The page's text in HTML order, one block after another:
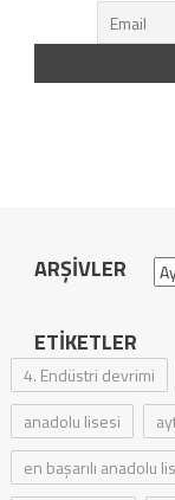
ARŞIVLER
ETIKETLER
4. Endüstri devrimi
anadolu lisesi
en başarılı anadolu